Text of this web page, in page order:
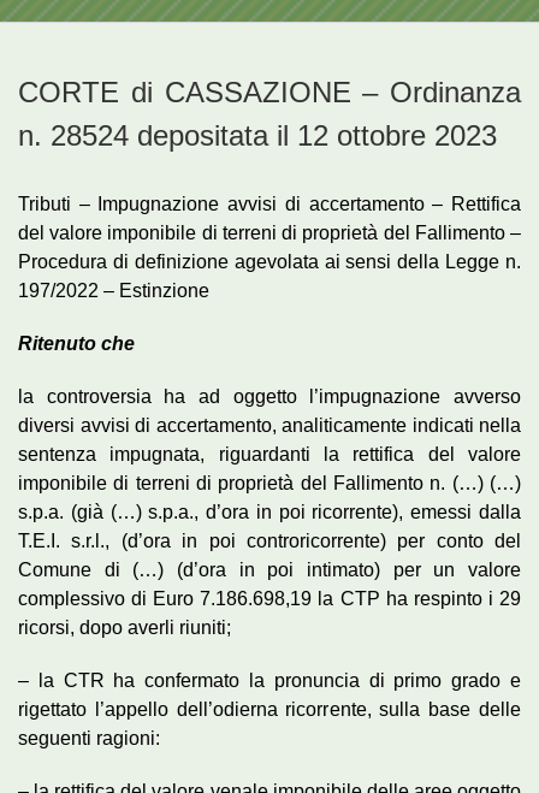
CORTE di CASSAZIONE – Ordinanza
n. 28524 depositata il 12 ottobre 2023
Tributi – Impugnazione avvisi di accertamento – Rettifica
del valore imponibile di terreni di proprietà del Fallimento –
Procedura di definizione agevolata ai sensi della Legge n.
197/2022 – Estinzione
Ritenuto che
la controversia ha ad oggetto l’impugnazione avverso
diversi avvisi di accertamento, analiticamente indicati nella
sentenza impugnata, riguardanti la rettifica del valore
imponibile di terreni di proprietà del Fallimento n. (…) (…)
s.p.a. (già (…) s.p.a., d’ora in poi ricorrente), emessi dalla
T.E.I. s.r.l., (d’ora in poi controricorrente) per conto del
Comune di (…) (d’ora in poi intimato) per un valore
complessivo di Euro 7.186.698,19 la CTP ha respinto i 29
ricorsi, dopo averli riuniti;
– la CTR ha confermato la pronuncia di primo grado e
rigettato l’appello dell’odierna ricorrente, sulla base delle
seguenti ragioni: